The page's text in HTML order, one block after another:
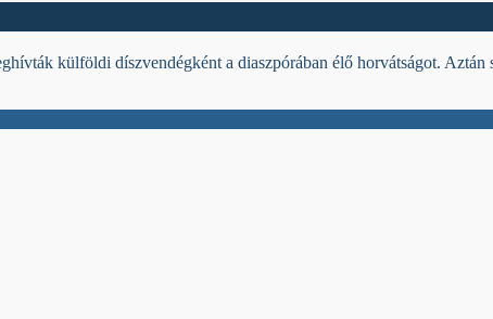
külföldi díszvendégként a diaszpórában élő horvátságot.